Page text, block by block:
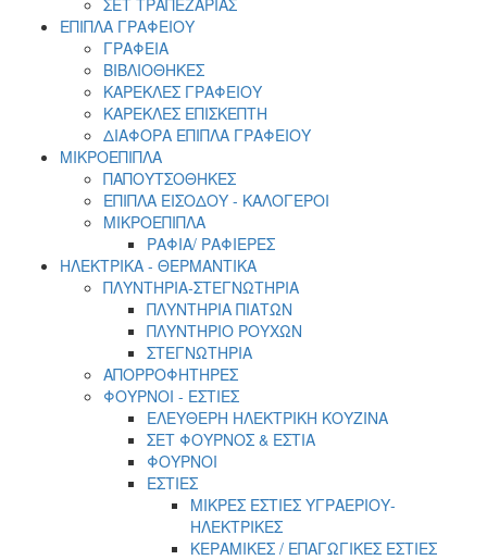
ΣΕΤ ΤΡΑΠΕΖΑΡΙΑΣ
ΕΠΙΠΛΑ ΓΡΑΦΕΙΟΥ
ΓΡΑΦΕΙΑ
ΒΙΒΛΙΟΘΗΚΕΣ
ΚΑΡΕΚΛΕΣ ΓΡΑΦΕΙΟΥ
ΚΑΡΕΚΛΕΣ ΕΠΙΣΚΕΠΤΗ
ΔΙΑΦΟΡΑ ΕΠΙΠΛΑ ΓΡΑΦΕΙΟΥ
ΜΙΚΡΟΕΠΙΠΛΑ
ΠΑΠΟΥΤΣΟΘΗΚΕΣ
ΕΠΙΠΛΑ ΕΙΣΟΔΟΥ - ΚΑΛΟΓΕΡΟΙ
ΜΙΚΡΟΕΠΙΠΛΑ
ΡΑΦΙΑ/ ΡΑΦΙΕΡΕΣ
ΗΛΕΚΤΡΙΚΑ - ΘΕΡΜΑΝΤΙΚΑ
ΠΛΥΝΤΗΡΙΑ-ΣΤΕΓΝΩΤΗΡΙΑ
ΠΛΥΝΤΗΡΙΑ ΠΙΑΤΩΝ
ΠΛΥΝΤΗΡΙΟ ΡΟΥΧΩΝ
ΣΤΕΓΝΩΤΗΡΙΑ
ΑΠΟΡΡΟΦΗΤΗΡΕΣ
ΦΟΥΡΝΟΙ - ΕΣΤΙΕΣ
ΕΛΕΥΘΕΡΗ ΗΛΕΚΤΡΙΚΗ ΚΟΥΖΙΝΑ
ΣΕΤ ΦΟΥΡΝΟΣ & ΕΣΤΙΑ
ΦΟΥΡΝΟΙ
ΕΣΤΙΕΣ
ΜΙΚΡΕΣ ΕΣΤΙΕΣ ΥΓΡΑΕΡΙΟΥ-
ΗΛΕΚΤΡΙΚΕΣ
ΚΕΡΑΜΙΚΕΣ / ΕΠΑΓΩΓΙΚΕΣ ΕΣΤΙΕΣ